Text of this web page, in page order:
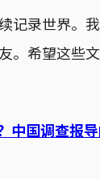
录世界。
。希望这些
中国调查报导